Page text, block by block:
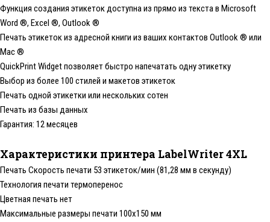
Функция создания этикеток доступна из прямо из текста в Microsoft
Word ®, Excel ®, Outlook ®
Печать этикеток из адресной книги из ваших контактов Outlook ® или
Mac ®
QuickPrint Widget позволяет быстро напечатать одну этикетку
Выбор из более 100 стилей и макетов этикеток
Печать одной этикетки или нескольких сотен
Печать из базы данных
Гарантия: 12 месяцев
Характеристики принтера LabelWriter 4XL
Печать Скорость печати 53 этикеток/мин (81,28 мм в секунду)
Технология печати термоперенос
Цветная печать нет
Максимальные размеры печати 100x150 мм